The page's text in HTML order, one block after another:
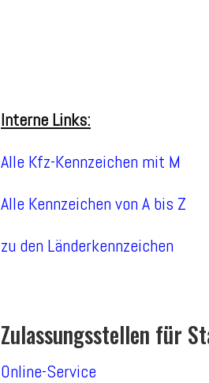
Interne Links:
Alle Kfz-Kennzeichen mit M
Alle Kennzeichen von A bis Z
zu den Länderkennzeichen
Zulassungsstellen für
Online-Service